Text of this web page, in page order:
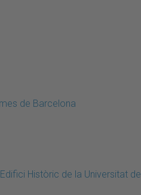
de Barcelona
Històric de la Universitat de